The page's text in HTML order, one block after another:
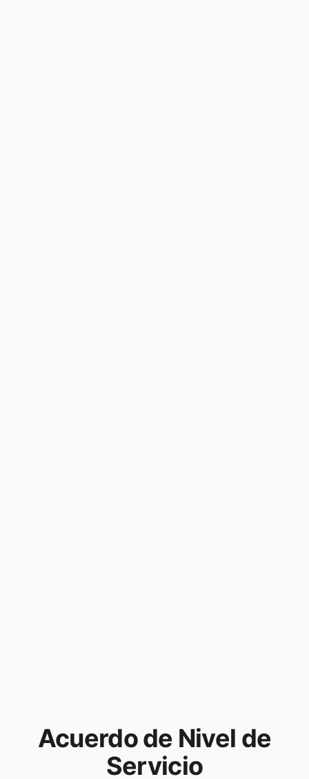
Acuerdo de Nivel de
Servicio